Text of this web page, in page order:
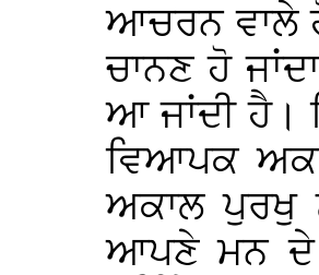
ਆਚਰਨ ਵਾਲੇ
ਚਾਨਣ ਹੋ
ਆ ਜਾਂਦੀ ਹੈ।
ਵਿਆਪਕ
ਅਕਾਲ
ਆਪਣੇ ਮਨ ਦੇ